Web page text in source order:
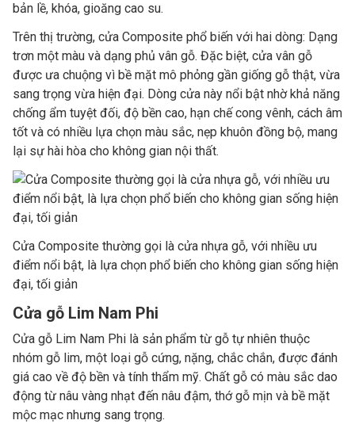
bản lề, khóa, gioăng cao su.
Trên thị trường, cửa Composite phổ biến với hai dòng: Dạng
trơn một màu và dạng phủ vân gỗ. Đặc biệt, cửa vân gỗ
được ưa chuộng vì bề mặt mô phỏng gần giống gỗ thật, vừa
sang trọng vừa hiện đại. Dòng cửa này nổi bật nhờ khả năng
chống ẩm tuyệt đối, độ bền cao, hạn chế cong vênh, cách âm
tốt và có nhiều lựa chọn màu sắc, nẹp khuôn đồng bộ, mang
lại sự hài hòa cho không gian nội thất.
Cửa Composite thường gọi là cửa nhựa gỗ, với nhiều ưu
điểm nổi bật, là lựa chọn phổ biến cho không gian sống hiện
đại, tối giản
Cửa gỗ Lim Nam Phi
Cửa gỗ Lim Nam Phi là sản phẩm từ gỗ tự nhiên thuộc
nhóm gỗ lim, một loại gỗ cứng, nặng, chắc chắn, được đánh
giá cao về độ bền và tính thẩm mỹ. Chất gỗ có màu sắc dao
động từ nâu vàng nhạt đến nâu đậm, thớ gỗ mịn và bề mặt
mộc mạc nhưng sang trọng.